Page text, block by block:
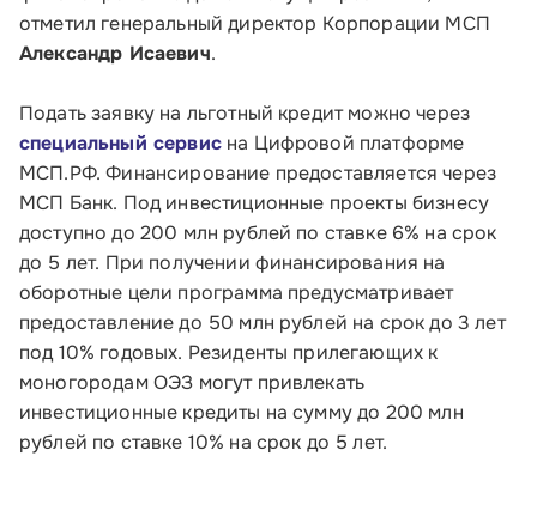
Обратиться в Корпорацию
отметил генеральный директор Корпорации МСП
Александр Исаевич.
Подать заявку на льготный кредит можно через
специальный сервисна Цифровой платформе
МСП.РФ. Финансирование предоставляется через
МСП Банк. Под инвестиционные проекты бизнесу
доступно до 200 млн рублей по ставке 6% на срок
до 5 лет. При получении финансирования на
оборотные цели программа предусматривает
предоставление до 50 млн рублей на срок до 3 лет
под 10% годовых. Резиденты прилегающих к
моногородам ОЭЗ могут привлекать
инвестиционные кредиты на сумму до 200 млн
рублей по ставке 10% на срок до 5 лет.